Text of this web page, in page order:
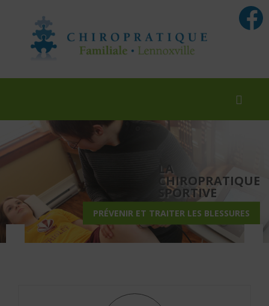
LA
CHIROPRATIQUE
SPORTIVE
PRÉVENIR ET TRAITER LES BLESSURES